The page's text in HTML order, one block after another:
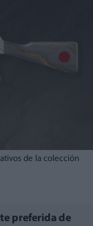
de la colección
preferida de